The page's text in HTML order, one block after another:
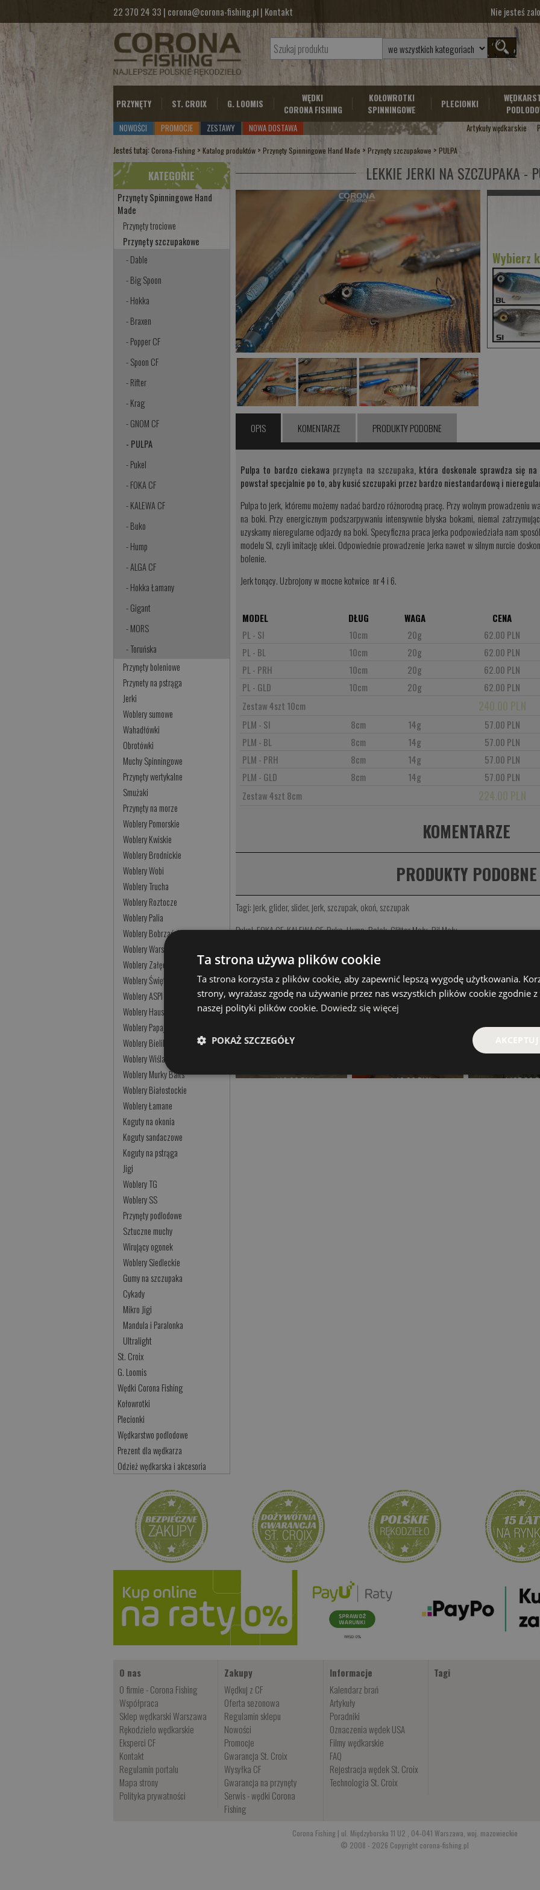
22 370 24 33 | corona@corona-fishing.pl| Kontakt Nie jesteś
PRZYNĘTY ST. CROIX G. LOOMIS
WĘDKI
CORONA FISHING
KOŁOWROTKI
SPINNINGOWE
PLECIONKI
NOWOŚCI
PROMOCJE ZESTAWY NOWA DOSTAWA Artykuły wędkarskie
Jesteś tutaj: Corona-Fishing >Katalog produktów >Przynęty Spinningowe Hand Made >Przynęty szczupakowe >PULPA
KATEGORIE
Przynęty Spinningowe Hand
Made
Przynęty trociowe
Przynęty szczupakowe
- Dable
- Big Spoon
- Hokka
- Braxen
- Popper CF
- Spoon CF
- Rifter
- Krag
- GNOM CF
- PULPA
- Pukel
- FOKA CF
- KALEWA CF
- Buko
- Hump
- ALGA CF
- Hokka Łamany
- Gigant
- MORS
- Toruńska
Przynęty boleniowe
Przynety na pstrąga
Jerki
Woblery sumowe
Wahadłówki
Obrotówki
Muchy Spinningowe
Przynęty wertykalne
Smużaki
Przynęty na morze
Woblery Pomorskie
Woblery Kwiskie
Woblery Brodnickie
Woblery Wobi
Woblery Trucha
Woblery Roztocze
Woblery Palia
Woblery Bobrzańskie
Woblery Warszawskie
Woblery Załęczańskie
Woblery Świętokrzyskie
Woblery ASPI
Woblery Hauser
Woblery Papaja
Woblery Bielik
Woblery Wiślak
Woblery Murky Baits
Woblery Białostockie
Woblery Łamane
Koguty na okonia
Koguty sandaczowe
Koguty na pstrąga
Jigi
Woblery TG
Woblery SS
Przynęty podlodowe
Sztuczne muchy
Wirujący ogonek
Woblery Siedleckie
Gumy na szczupaka
Cykady
Mikro Jigi
Mandula i Paralonka
Ultralight
St. Croix
G. Loomis
Wędki Corona Fishing
Kołowrotki
Plecionki
Wędkarstwo podlodowe
Prezent dla wędkarza
Odzież wędkarska i akcesoria
LEKKIE JERKI NA SZCZUPAKA -
Wybierz
OPIS KOMENTARZE PRODUKTY PODOBNE
Pulpa to bardzo ciekawa przynęta na szczupaka , która doskonale sprawdza się
powstał specjalnie po to, aby kusić szczupaki przez bardzo niestandardową i
Pulpa to jerk, któremu możemy nadać bardzo różnorodną pracę. Przy wolnym prowadzeniu
na boki. Przy energicznym podszarpywaniu intensywnie błyska bokami, niemal
uzyskamy nieregularne odjazdy na boki. Specyficzna praca jerka podpowiedziała nam
modelu SI, czyli imitację uklei. Odpowiednie prowadzenie jerka nawet w silnym nurcie
bolenie.
Jerk tonący. Uzbrojony w mocne kotwice nr 4 i 6.
MODEL DŁUG WAGA
CENA
PL - SI
10cm 20g
62.00 PLN
PL - BL
10cm 20g
62.00 PLN
PL - PRH
10cm 20g
62.00 PLN
PL - GLD
10cm 20g
62.00 PLN
Zestaw 4szt 10cm
240.00 PLN
PLM - SI 8cm 14g
57.00 PLN
PLM - BL
8cm 14g
57.00 PLN
PLM - PRH
8cm 14g
57.00 PLN
PLM - GLD
8cm 14g
57.00 PLN
Zestaw 4szt 8cm
224.00 PLN
KOMENTARZE
PRODUKTY PODOBNE
Tagi: jerk, glider, slider, jerk, szczupak, okoń, szczupak
Pukel,FOKA CF,KALEWA CF,Buko,Hump,Bolek,Glitter Mały,Ril Mały,
Przynęty Spinningowe Hand Made,Przynęty szczupakowe
Produkty zakupione razem z tym
od 19.00 PLN
od 42.00 PLN
od 137.00
O nas
O firmie - Corona Fishing
Współpraca
Sklep wędkarski Warszawa
Rękodzieło wędkarskie
Eksperci CF
Kontakt
Regulamin portalu
Mapa strony
Polityka prywatności
Zakupy
Wędkuj z CF
Oferta sezonowa
Regulamin sklepu
Nowości
Promocje
Gwarancja St. Croix
Wysyłka CF
Gwarancja na przynęty
Serwis - wędki Corona
Fishing
Informacje
Kalendarz brań
Artykuły
Poradniki
Oznaczenia wędek USA
Filmy wędkarskie
FAQ
Rejestracja wędek St. Croix
Technologia St. Croix
Tagi
Corona Fishing | ul. Międzyborska 11 U2 , 04-041 Warszawa, woj. mazowieckie
© 2008 - 2026 Copyright corona-fishing.pl
Ta strona używa plików cookie
Ta strona korzysta z plików cookie, aby zapewnić lepszą wygodę użytkowania.
strony, wyrażasz zgodę na używanie przez nas wszystkich plików cookie zgodnie
naszej polityki plików cookie. Dowiedz się więcej
POKAŻ SZCZEGÓŁY